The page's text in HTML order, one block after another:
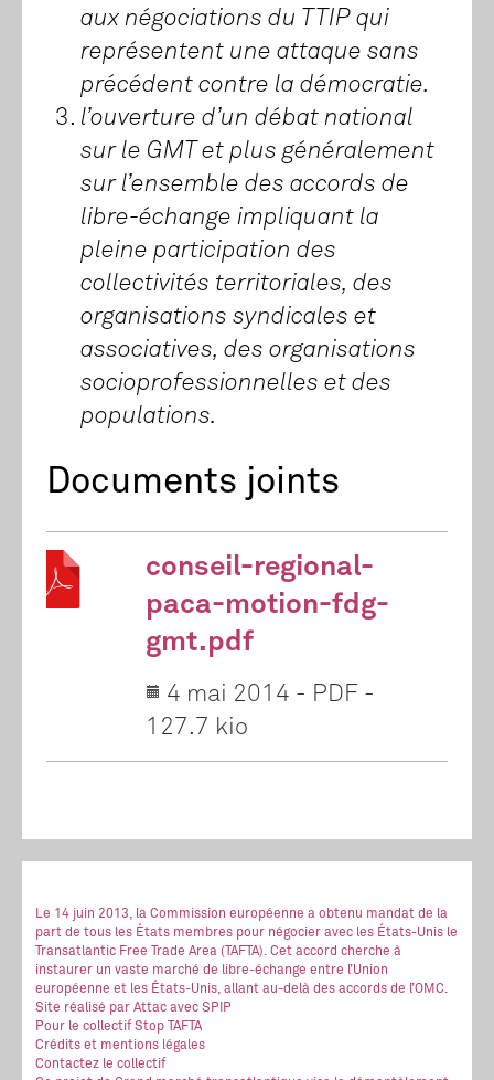
aux négociations du TTIP qui
représentent une attaque sans
précédent contre la démocratie.
l’ouverture d’un débat national
sur le GMT et plus généralement
sur l’ensemble des accords de
libre-échange impliquant la
pleine participation des
collectivités territoriales, des
organisations syndicales et
associatives, des organisations
socioprofessionnelles et des
populations.
Documents joints
conseil-regional-
paca-motion-fdg-
gmt.pdf
4 mai 2014 - PDF -
127.7 kio
Le 14 juin 2013, la Commission européenne a obtenu mandat de la
part de tous les États membres pour négocier avec les États-Unis le
Transatlantic Free Trade Area (TAFTA). Cet accord cherche à
instaurer un vaste marché de libre-échange entre l’Union
européenne et les États-Unis, allant au-delà des accords de l’OMC.
Site réalisé par Attac avec SPIP
Pour le collectif Stop TAFTA
Crédits et mentions légales
Contactez le collectif